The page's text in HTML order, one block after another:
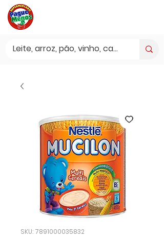
SKU: 7891000035832